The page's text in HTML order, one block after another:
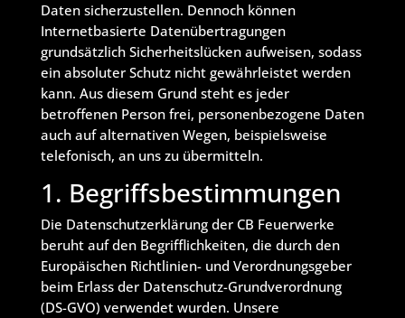
Daten sicherzustellen. Dennoch können
Internetbasierte Datenübertragungen
grundsätzlich Sicherheitslücken aufweisen, sodass
ein absoluter Schutz nicht gewährleistet werden
kann. Aus diesem Grund steht es jeder
betroffenen Person frei, personenbezogene Daten
auch auf alternativen Wegen, beispielsweise
telefonisch, an uns zu übermitteln.
1. Begriffsbestimmungen
Die Datenschutzerklärung der CB Feuerwerke
beruht auf den Begrifflichkeiten, die durch den
Europäischen Richtlinien- und Verordnungsgeber
beim Erlass der Datenschutz-Grundverordnung
(DS-GVO) verwendet wurden. Unsere